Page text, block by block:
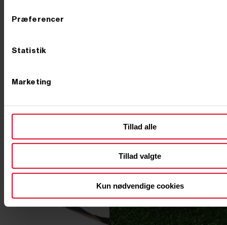
Præferencer
Statistik
Marketing
Tillad alle
Tillad valgte
Kun nødvendige cookies